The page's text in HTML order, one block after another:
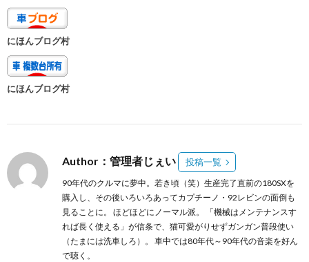
にほんブログ村
にほんブログ村
Author：管理者じぇい 投稿一覧
90年代のクルマに夢中。若き頃（笑）生産完了直前の180SXを
購入し、その後いろいろあってカプチーノ・92レビンの面倒も
見ることに。 ほどほどにノーマル派。 「機械はメンテナンスす
れば長く使える」が信条で、猫可愛がりせずガンガン普段使い
（たまには洗車しろ）。 車中では80年代～90年代の音楽を好ん
で聴く。